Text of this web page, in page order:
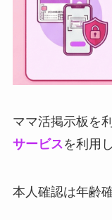
ママ活掲示板を
サービスを利用
本人確認は年齢